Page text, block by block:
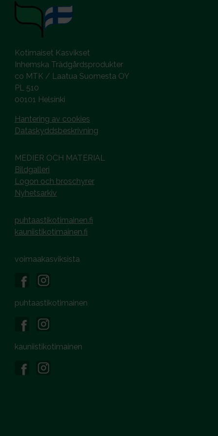
Kotimaiset Kasvikset
Inhemska Trädgårdsprodukter
co MTK / Laatua Suomesta OY
PL 510
00101 Helsinki
Hantering av cookies
Dataskyddsbeskrivning
MEDIER OCH MATERIAL
Bildgalleri
Logon och broschyrer
Nyhetsarkiv
puhtaastikotimainen.fi
kauniistikotimainen.fi
voimaakasviksista
puhtaastikotimainen
kauniistikotimainen